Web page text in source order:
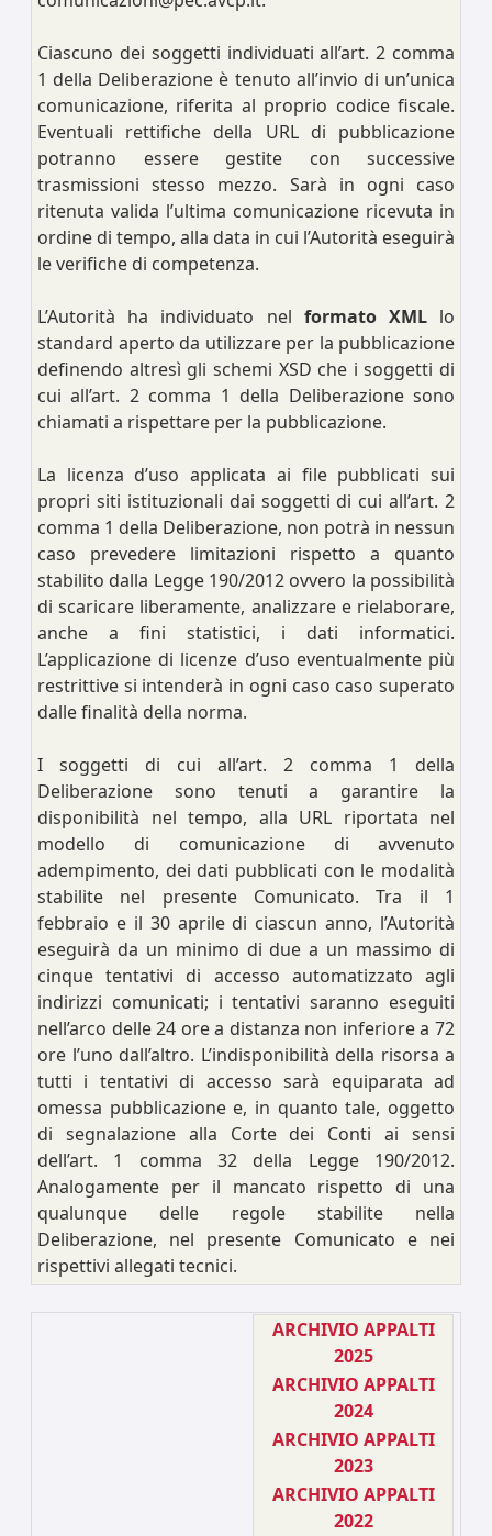
Ciascuno dei soggetti individuati all’art. 2 comma
1 della Deliberazione è tenuto all’invio di un’unica
comunicazione, riferita al proprio codice fiscale.
Eventuali rettifiche della URL di pubblicazione
potranno essere gestite con successive
trasmissioni stesso mezzo. Sarà in ogni caso
ritenuta valida l’ultima comunicazione ricevuta in
ordine di tempo, alla data in cui l’Autorità eseguirà
le verifiche di competenza.
L’Autorità ha individuato nel formato XMLlo
standard aperto da utilizzare per la pubblicazione
definendo altresì gli schemi XSD che i soggetti di
cui all’art. 2 comma 1 della Deliberazione sono
chiamati a rispettare per la pubblicazione.
La licenza d’uso applicata ai file pubblicati sui
propri siti istituzionali dai soggetti di cui all’art. 2
comma 1 della Deliberazione, non potrà in nessun
caso prevedere limitazioni rispetto a quanto
stabilito dalla Legge 190/2012 ovvero la possibilità
di scaricare liberamente, analizzare e rielaborare,
anche a fini statistici, i dati informatici.
L’applicazione di licenze d’uso eventualmente più
restrittive si intenderà in ogni caso caso superato
dalle finalità della norma.
I soggetti di cui all’art. 2 comma 1 della
Deliberazione sono tenuti a garantire la
disponibilità nel tempo, alla URL riportata nel
modello di comunicazione di avvenuto
adempimento, dei dati pubblicati con le modalità
stabilite nel presente Comunicato. Tra il 1
febbraio e il 30 aprile di ciascun anno, l’Autorità
eseguirà da un minimo di due a un massimo di
cinque tentativi di accesso automatizzato agli
indirizzi comunicati; i tentativi saranno eseguiti
nell’arco delle 24 ore a distanza non inferiore a 72
ore l’uno dall’altro. L’indisponibilità della risorsa a
tutti i tentativi di accesso sarà equiparata ad
omessa pubblicazione e, in quanto tale, oggetto
di segnalazione alla Corte dei Conti ai sensi
dell’art. 1 comma 32 della Legge 190/2012.
Analogamente per il mancato rispetto di una
qualunque delle regole stabilite nella
Deliberazione, nel presente Comunicato e nei
rispettivi allegati tecnici.
ARCHIVIO APPALTI
2025
ARCHIVIO APPALTI
2024
ARCHIVIO APPALTI
2023
ARCHIVIO APPALTI
2022